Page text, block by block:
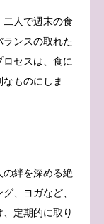
人で週末の食
ンスの取れた
セスは、食に
ものにしま
絆を深める絶
、ヨガなど、
定期的に取り